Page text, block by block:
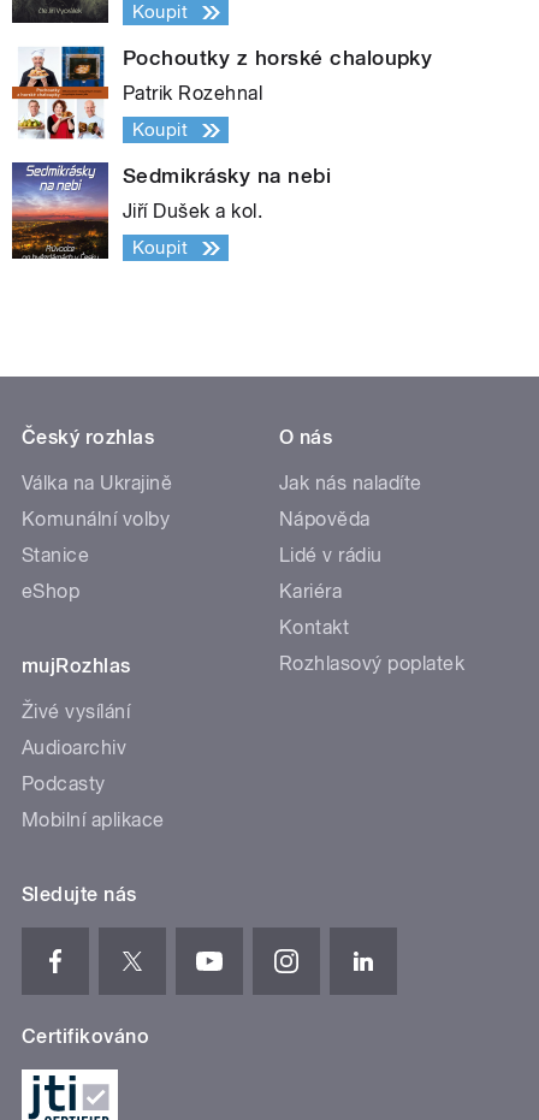
Koupit
Pochoutky z horské chaloupky
Patrik Rozehnal
Koupit
Sedmikrásky na nebi
Jiří Dušek a kol.
Koupit
Český rozhlas
Válka na Ukrajině
Komunální volby
Stanice
eShop
mujRozhlas
Živé vysílání
Audioarchiv
Podcasty
Mobilní aplikace
O nás
Jak nás naladíte
Nápověda
Lidé v rádiu
Kariéra
Kontakt
Rozhlasový poplatek
Sledujte nás
Certifikováno